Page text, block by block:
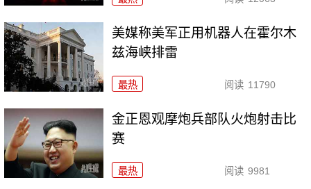
美媒称美军正用机器人在霍尔木
兹海峡排雷
最热 阅读 11790
金正恩观摩炮兵部队火炮射击比
赛
最热 阅读 9981